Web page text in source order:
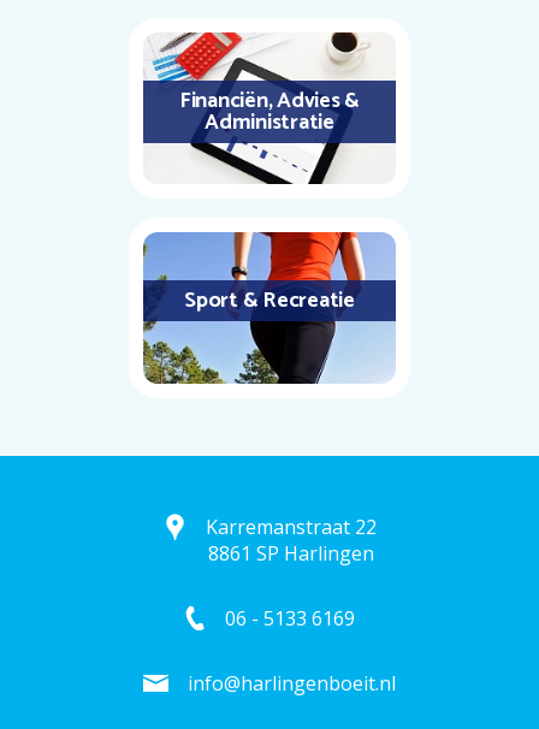
Financiën, Advies &
Administratie
Sport & Recreatie
Karremanstraat 22
8861 SP Harlingen
06 - 5133 6169
info@harlingenboeit.nl